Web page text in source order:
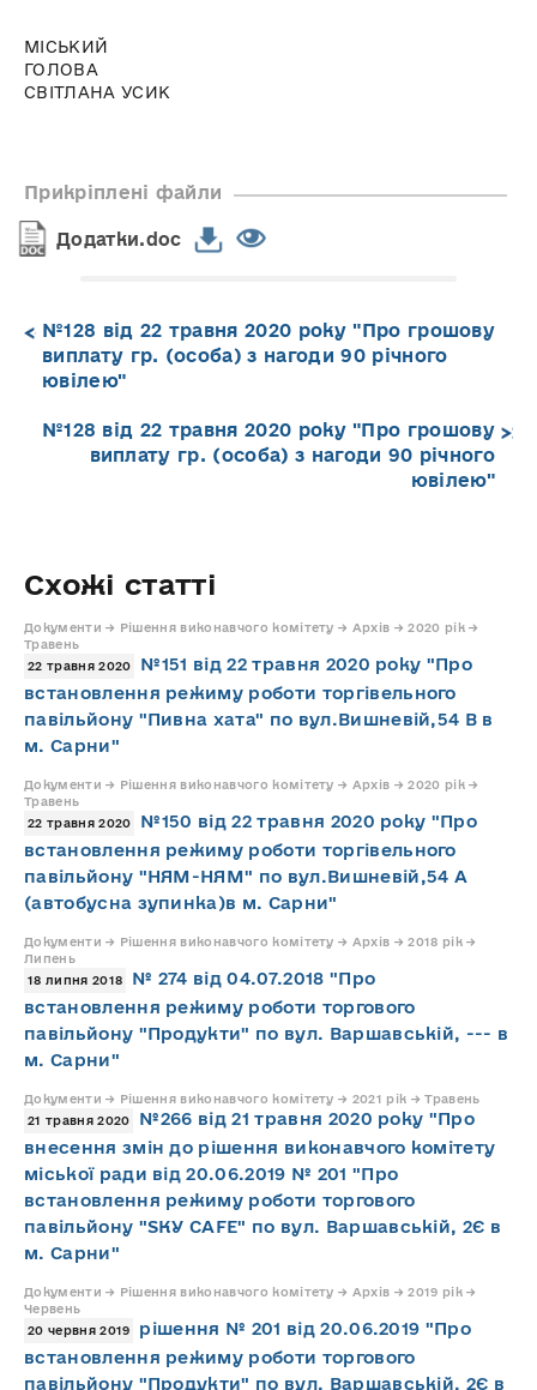
МІСЬКИЙ
ГОЛОВА
СВІТЛАНА УСИК
Прикріплені файли
Додатки.doc
№128 від 22 травня 2020 року "Про грошову
виплату гр. (особа) з нагоди 90 річного
ювілею"
№128 від 22 травня 2020 року "Про грошову
виплату гр. (особа) з нагоди 90 річного
ювілею"
Схожі статті
Документи → Рішення виконавчого комітету → Архів → 2020 рік →
Травень
22 травня 2020
№151 від 22 травня 2020 року "Про
встановлення режиму роботи торгівельного
павільйону "Пивна хата" по вул.Вишневій,54 В в
м. Сарни"
Документи → Рішення виконавчого комітету → Архів → 2020 рік →
Травень
22 травня 2020
№150 від 22 травня 2020 року "Про
встановлення режиму роботи торгівельного
павільйону "НЯМ-НЯМ" по вул.Вишневій,54 А
(автобусна зупинка)в м. Сарни"
Документи → Рішення виконавчого комітету → Архів → 2018 рік →
Липень
18 липня 2018
№ 274 від 04.07.2018 "Про
встановлення режиму роботи торгового
павільйону "Продукти" по вул. Варшавській, --- в
м. Сарни"
Документи → Рішення виконавчого комітету → 2021 рік → Травень
21 травня 2020
№266 від 21 травня 2020 року "Про
внесення змін до рішення виконавчого комітету
міської ради від 20.06.2019 № 201 "Про
встановлення режиму роботи торгового
павільйону "SKY CAFE" по вул. Варшавській, 2Є в
м. Сарни"
Документи → Рішення виконавчого комітету → Архів → 2019 рік →
Червень
20 червня 2019
рішення № 201 від 20.06.2019 "Про
встановлення режиму роботи торгового
павільйону "Продукти" по вул. Варшавській, 2Є в